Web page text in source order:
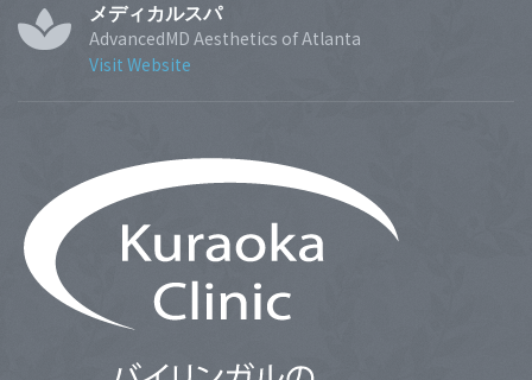
メディカルスパ
AdvancedMD Aesthetics of Atlanta
Visit Website